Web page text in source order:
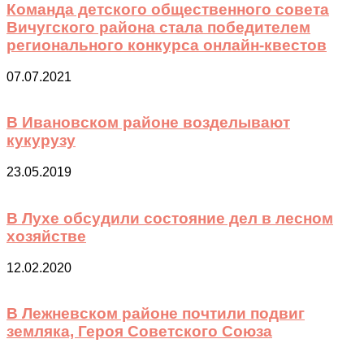
Команда детского общественного совета
Вичугского района стала победителем
регионального конкурса онлайн-квестов
07.07.2021
В Ивановском районе возделывают
кукурузу
23.05.2019
В Лухе обсудили состояние дел в лесном
хозяйстве
12.02.2020
В Лежневском районе почтили подвиг
земляка, Героя Советского Союза